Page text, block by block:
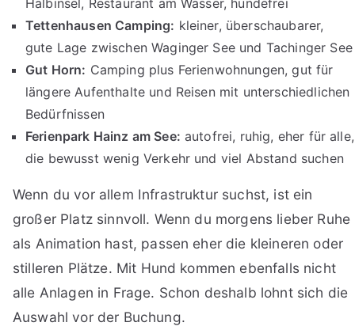
Halbinsel, Restaurant am Wasser, hundefrei
Tettenhausen Camping: kleiner, überschaubarer,
gute Lage zwischen Waginger See und Tachinger See
Gut Horn: Camping plus Ferienwohnungen, gut für
längere Aufenthalte und Reisen mit unterschiedlichen
Bedürfnissen
Ferienpark Hainz am See: autofrei, ruhig, eher für alle,
die bewusst wenig Verkehr und viel Abstand suchen
Wenn du vor allem Infrastruktur suchst, ist ein
großer Platz sinnvoll. Wenn du morgens lieber Ruhe
als Animation hast, passen eher die kleineren oder
stilleren Plätze. Mit Hund kommen ebenfalls nicht
alle Anlagen in Frage. Schon deshalb lohnt sich die
Auswahl vor der Buchung.